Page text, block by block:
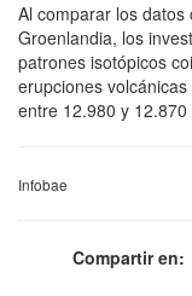
Al comparar los
Groenlandia, los
patrones isotópicos
erupciones
entre 12.980 y 12.870
Infobae
Compartir en: